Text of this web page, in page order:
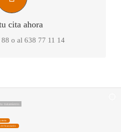
cita ahora
o al 638 77 11 14
tratamiento.
de financiación